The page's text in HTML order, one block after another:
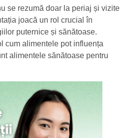
se rezumă doar la periaj și vizite
joacă un rol crucial în
puternice și sănătoase.
cum alimentele pot influența
alimentele sănătoase pentru